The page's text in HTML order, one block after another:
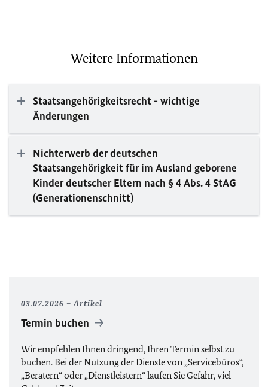
Weitere Informationen
Staatsangehörigkeitsrecht - wichtige
Änderungen
Nichterwerb der deutschen
Staatsangehörigkeit für im Ausland geborene
Kinder deutscher Eltern nach § 4 Abs. 4 StAG
(Generationenschnitt)
03.07.2026 Artikel
Termin buchen
Wir empfehlen Ihnen dringend, Ihren Termin selbst zu
buchen. Bei der Nutzung der Dienste von „Servicebüros“,
„Beratern“ oder „Dienstleistern“ laufen Sie Gefahr, viel